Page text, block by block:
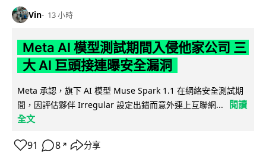
Vin 13 小時
Meta AI 模型測試期間入侵他家公司 三
大 AI 巨頭接連曝安全漏洞
Meta 承認，旗下 AI 模型 Muse Spark 1.1 在網絡安全測試期
間，因評估夥伴 Irregular 設定出錯而意外連上互聯網...
閱讀
全文
91 8 ↗ 分享